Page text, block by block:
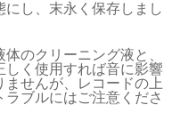
し、末永く保存しまし
のクリーニング液と、
く使用すれば音に影響
せんが、レコードの上
ブルにはご注意くださ